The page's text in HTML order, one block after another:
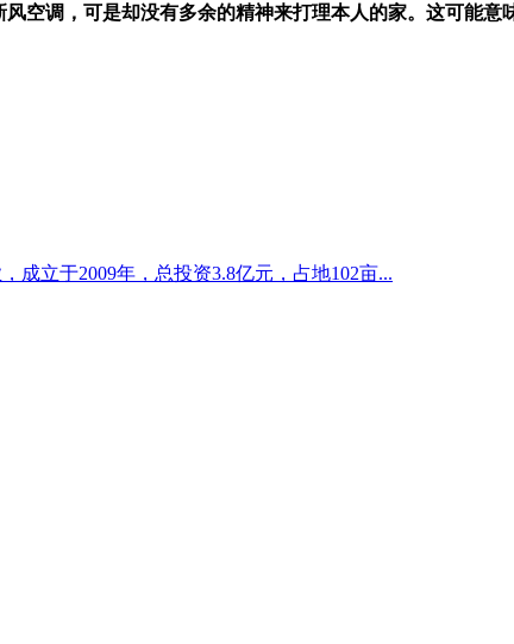
空调，可是却没有多余的精神来打理本人的家。这可能意
成立于2009年，总投资3.8亿元，占地102亩...